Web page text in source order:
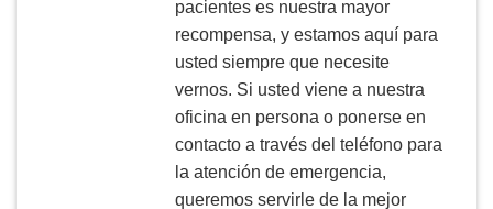
pacientes es nuestra mayor
recompensa, y estamos aquí para
usted siempre que necesite
vernos. Si usted viene a nuestra
oficina en persona o ponerse en
contacto a través del teléfono para
la atención de emergencia,
queremos servirle de la mejor